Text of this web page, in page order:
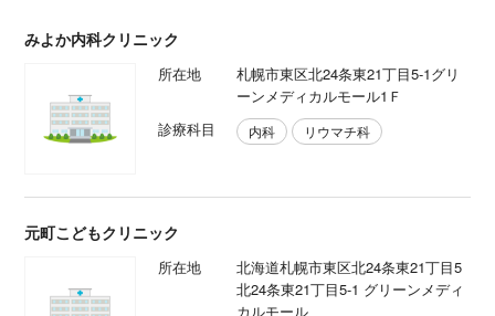
みよか内科クリニック
所在地
札幌市東区北24条東21丁目5-1グリ
ーンメディカルモール1Ｆ
診療科目
内科 リウマチ科
元町こどもクリニック
所在地
北海道札幌市東区北24条東21丁目5
北24条東21丁目5-1 グリーンメディ
カルモール